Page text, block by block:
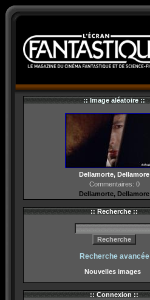
:: Image aléatoire ::
Dellamorte, Dellamore
Commentaires: 0
Dellamorte, Dellamore
:: Recherche ::
Recherche avancée
Nouvelles images
:: Connexion ::